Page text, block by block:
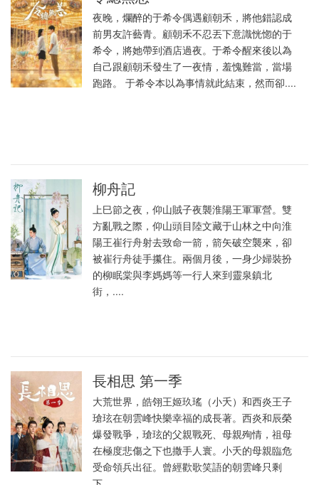
夜晚，爛醉的于希令偶遇顧朝禾，將他錯認成
前男友許藝青。顧朝禾不忍丟下意識恍惚的于
希令，將她帶到酒店過夜。于希令醒來後以為
自己跟顧朝禾發生了一夜情，羞愧難當，當場
跑路。 于希令本以為事情就此結束，然而卻....
柳舟記
上巳節之夜，仰山賊子夜襲淮陽王軍軍營。雙
方亂戰之際，仰山頭目陸文藏于山林之中向淮
陽王崔行舟射去致命一箭，箭矢破空襲來，卻
被崔行舟徒手攥住。兩個月後，一身少婦裝扮
的柳眠棠與李媽媽等一行人來到靈泉鎮北
街，....
長相思 第一季
大荒世界，皓翎王姬玖瑤（小夭）和西炎王子
瑲玹在朝雲峰快樂幸福的成長著。西炎和辰榮
爆發戰爭，瑲玹的父親戰死、母親殉情，祖母
在極度悲傷之下也撒手人寰。小夭的母親臨危
受命領兵出征。曾經歡歌笑語的朝雲峰只剩